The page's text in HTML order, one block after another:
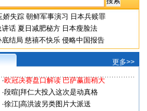
娇失踪 朝鲜军事演习 日本兵赎罪
讲话 夏日减肥秘方 日本瘦脸法
结局 慈禧不快乐 侵略中国报告
更多>>
·欧冠决赛盘口解读 巴萨赢面稍大
·段暄 拜仁大投入这次是动真格
·徐江| 高洪波另类图片大派送